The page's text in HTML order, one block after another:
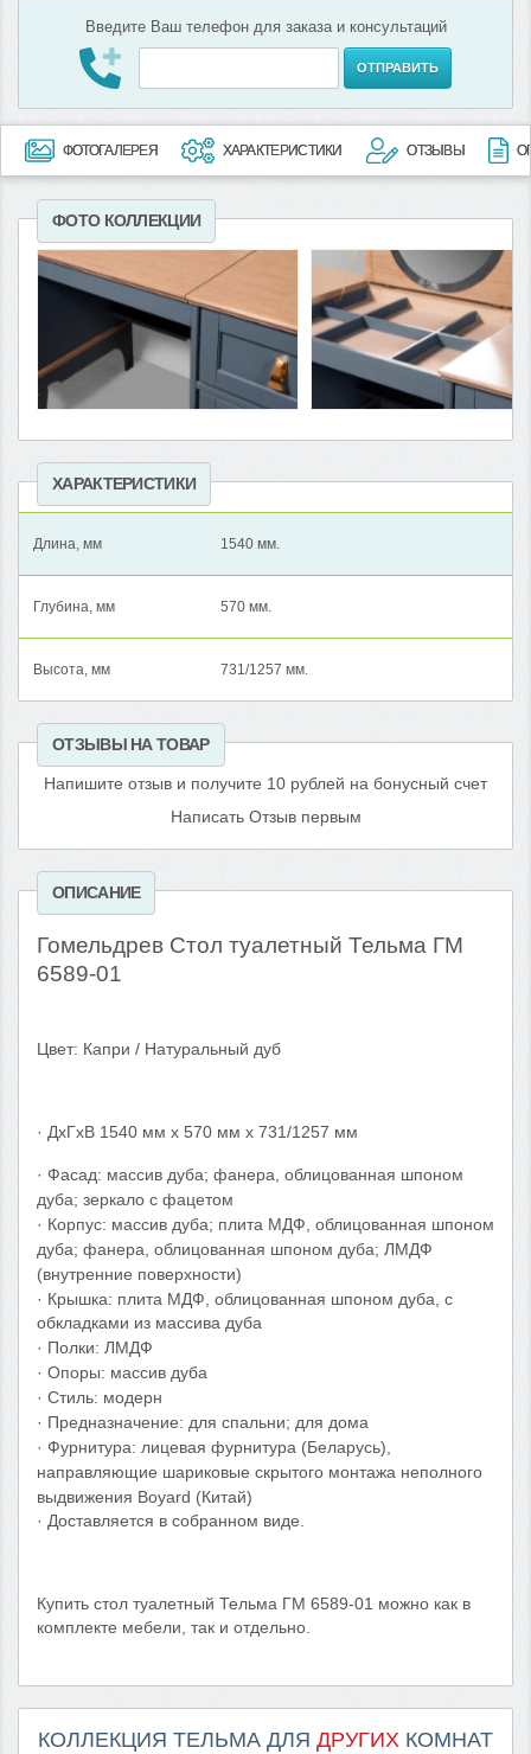
Введите Ваш телефон для заказа и консультаций
ОТПРАВИТЬ
ФОТОГАЛЕРЕЯ ХАРАКТЕРИСТИКИ ОТЗЫВЫ
ФОТО КОЛЛЕКЦИИ
ХАРАКТЕРИСТИКИ
Длина, мм 1540 мм.
Глубина, мм 570 мм.
Высота, мм 731/1257 мм.
ОТЗЫВЫ НА ТОВАР
Напишите отзыв и получите 10 рублей на бонусный счет
Написать Отзыв первым
ОПИСАНИЕ
Гомельдрев Стол туалетный Тельма ГМ
6589-01
Цвет: Капри / Натуральный дуб
· ДхГхВ 1540 мм х 570 мм х 731/1257 мм
· Фасад: массив дуба; фанера, облицованная шпоном
дуба; зеркало с фацетом
· Корпус: массив дуба; плита МДФ, облицованная шпоном
дуба; фанера, облицованная шпоном дуба; ЛМДФ
(внутренние поверхности)
· Крышка: плита МДФ, облицованная шпоном дуба, с
обкладками из массива дуба
· Полки: ЛМДФ
· Опоры: массив дуба
· Стиль: модерн
· Предназначение: для спальни; для дома
· Фурнитура: лицевая фурнитура (Беларусь),
направляющие шариковые скрытого монтажа неполного
выдвижения Boyard (Китай)
· Доставляется в собранном виде.
Купить стол туалетный Тельма ГМ 6589-01 можно как в
комплекте мебели, так и отдельно.
КОЛЛЕКЦИЯ ТЕЛЬМА ДЛЯ ДРУГИХ КОМНАТ